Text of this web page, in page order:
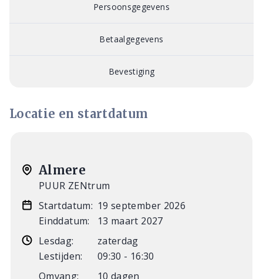
Persoonsgegevens
Betaalgegevens
Bevestiging
Locatie en startdatum
Almere
PUUR ZENtrum
Startdatum: 19 september 2026
Einddatum:
13 maart 2027
Lesdag:
zaterdag
Lestijden:
09:30 - 16:30
Omvang:
10 dagen